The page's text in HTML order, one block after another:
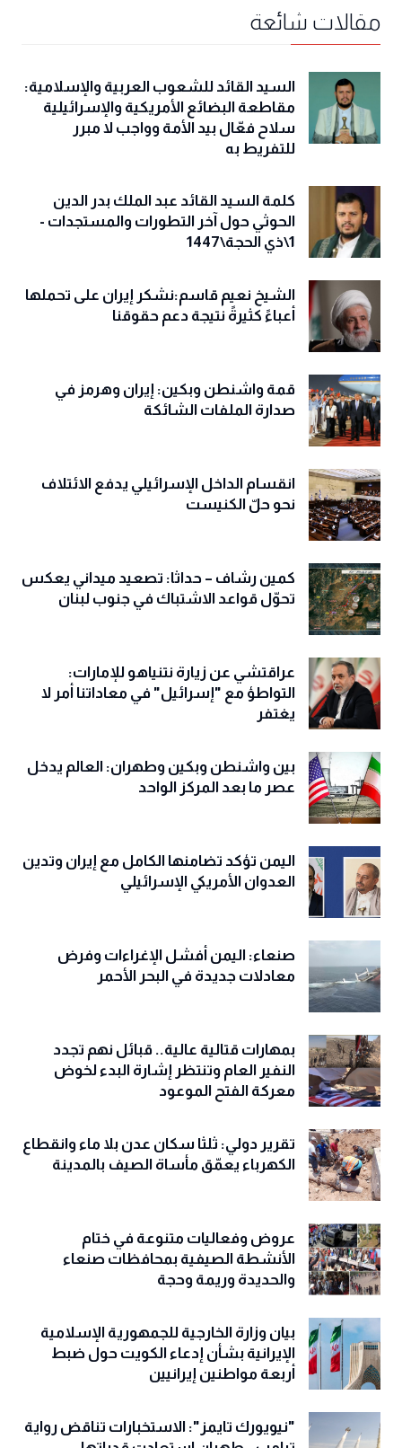
مقالات شائعة
السيد القائد للشعوب العربية والإسلامية:
مقاطعة البضائع الأمريكية والإسرائيلية
سلاح فعّال بيد الأمة وواجب لا مبرر
للتفريط به
كلمة السيد القائد عبد الملك بدر الدين
الحوثي حول آخر التطورات والمستجدات -
1\ذي الحجة\1447
الشيخ نعيم قاسم:نشكر إيران على تحملها
أعباءً كثيرةً نتيجة دعم حقوقنا
قمة واشنطن وبكين: إيران وهرمز في
صدارة الملفات الشائكة
انقسام الداخل الإسرائيلي يدفع الائتلاف
نحو حلّ الكنيست
كمين رشاف – حداثا: تصعيد ميداني يعكس
تحوّل قواعد الاشتباك في جنوب لبنان
عراقتشي عن زيارة نتنياهو للإمارات:
التواطؤ مع "إسرائيل" في معاداتنا أمر لا
يغتفر
بين واشنطن وبكين وطهران: العالم يدخل
عصر ما بعد المركز الواحد
اليمن تؤكد تضامنها الكامل مع إيران وتدين
العدوان الأمريكي الإسرائيلي
صنعاء: اليمن أفشل الإغراءات وفرض
معادلات جديدة في البحر الأحمر
بمهارات قتالية عالية.. قبائل نهم تجدد
النفير العام وتنتظر إشارة البدء لخوض
معركة الفتح الموعود
تقرير دولي: ثلثا سكان عدن بلا ماء وانقطاع
الكهرباء يعمّق مأساة الصيف بالمدينة
عروض وفعاليات متنوعة في ختام
الأنشطة الصيفية بمحافظات صنعاء
والحديدة وريمة وحجة
‏بيان وزارة الخارجية للجمهورية الإسلامية
الإيرانية بشأن إدعاء الكويت حول ضبط
أربعة مواطنين إيرانيين
"نيويورك تايمز": الاستخبارات تناقض رواية